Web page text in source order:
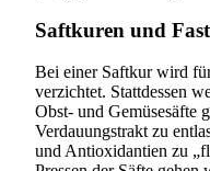
Saftkuren und
Bei einer Saftkur wird
verzichtet. Stattdessen
Obst- und Gemüsesäfte
Verdauungstrakt zu
und Antioxidantien zu